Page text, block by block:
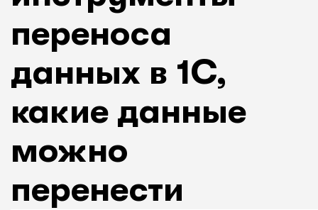
переноса
данных в 1С,
какие данные
можно
перенести